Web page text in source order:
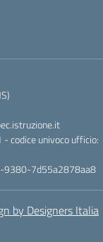
codice univoco ufficio:
7d55a2878aa8
by Designers Italia